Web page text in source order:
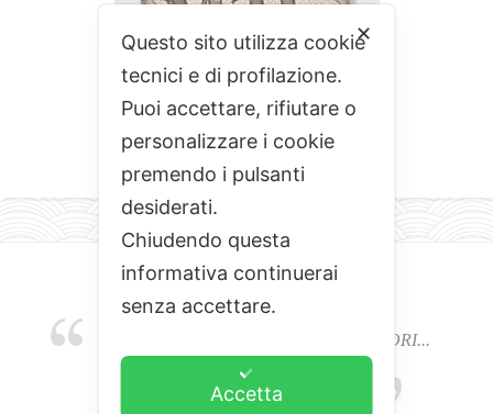
EMOZIONI, COLORI, ODORI E SAPORI...
L'ALCHIMIA DEL BUON CIBO
✕
Questo sito utilizza cookie
tecnici e di profilazione.
Puoi accettare, rifiutare o
personalizzare i cookie
premendo i pulsanti
desiderati.
Chiudendo questa
informativa continuerai
senza accettare.
Accetta